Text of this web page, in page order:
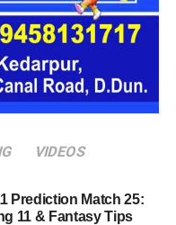
साथ रहने का अवसर मिलेगा।
ताकि वहां रहने वाली
स्वतंत्रता और जिम्मेदारी
16 घर विकसित किए
होगी।
VIDEOS
Prediction Match 25:
11 & Fantasy Tips